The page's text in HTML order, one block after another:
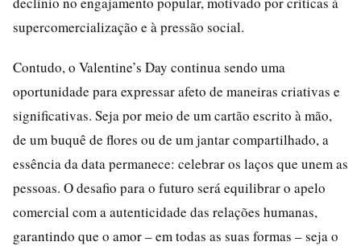
supercomercialização e à pressão social.
Contudo, o Valentine’s Day continua sendo uma
oportunidade para expressar afeto de maneiras criativas e
significativas. Seja por meio de um cartão escrito à mão,
de um buquê de flores ou de um jantar compartilhado, a
essência da data permanece: celebrar os laços que unem as
pessoas. O desafio para o futuro será equilibrar o apelo
comercial com a autenticidade das relações humanas,
garantindo que o amor – em todas as suas formas – seja o